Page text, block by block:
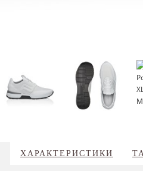
ХАРАКТЕРИСТИКИ